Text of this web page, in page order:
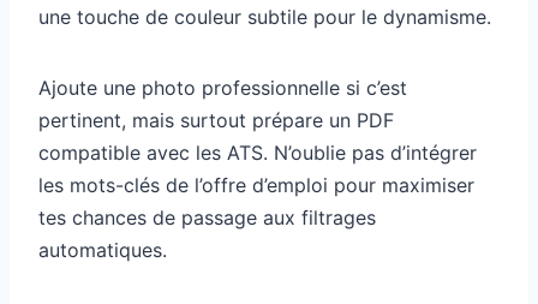
une touche de couleur subtile pour le dynamisme.
Ajoute une photo professionnelle si c’est
pertinent, mais surtout prépare un PDF
compatible avec les ATS. N’oublie pas d’intégrer
les mots-clés de l’offre d’emploi pour maximiser
tes chances de passage aux filtrages
automatiques.